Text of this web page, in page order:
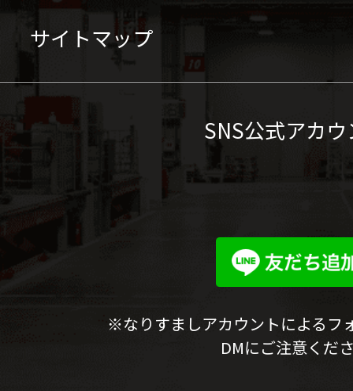
サイトマップ
SNS公式アカ
※なりすましアカウントによるフ
DMにご注意くだ